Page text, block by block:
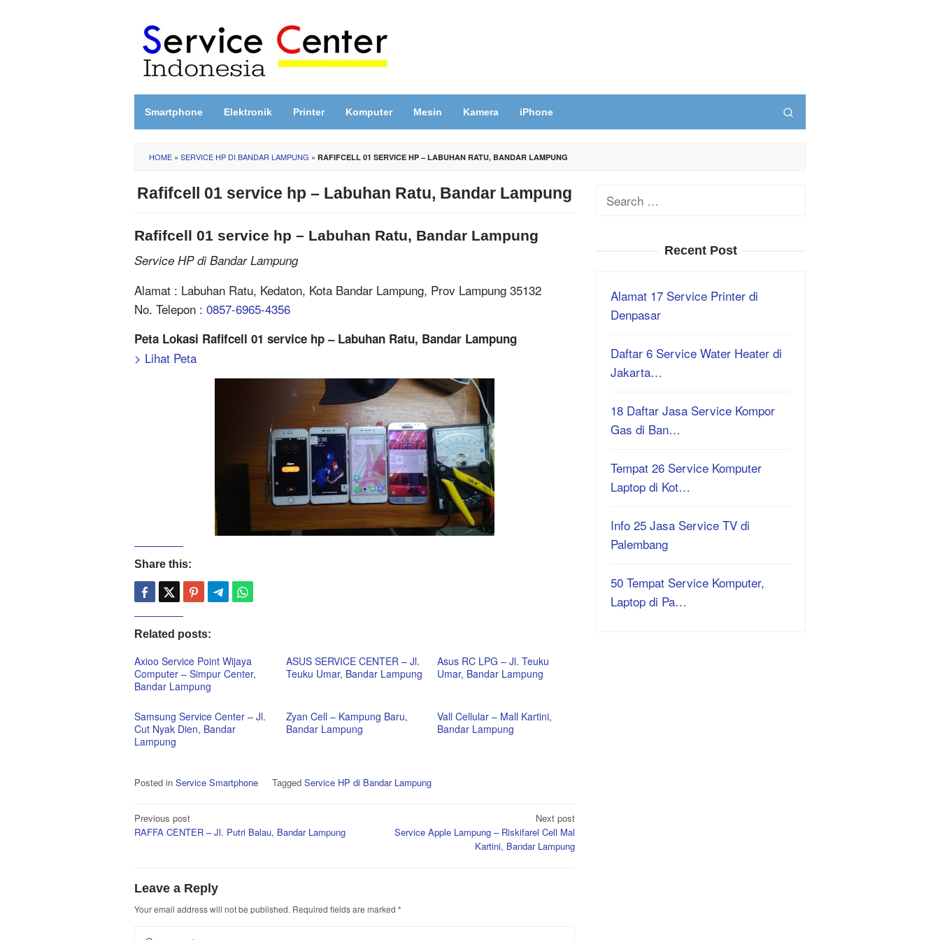
content
Smartphone Elektronik Printer Komputer Mesin Kamera iPhone
HOME » SERVICE HP DI BANDAR LAMPUNG » RAFIFCELL 01 SERVICE HP – LABUHAN RATU, BANDAR LAMPUNG
Rafifcell 01 service hp – Labuhan Ratu, Bandar Lampung
Rafifcell 01 service hp – Labuhan Ratu, Bandar Lampung
Service HP di Bandar Lampung
Alamat : Labuhan Ratu, Kedaton, Kota Bandar Lampung, Prov Lampung 35132
No. Telepon : 0857-6965-4356
Peta Lokasi Rafifcell 01 service hp – Labuhan Ratu, Bandar Lampung
> Lihat Peta
Share this:
Related posts:
Axioo Service Point Wijaya
Computer – Simpur Center,
Bandar Lampung
ASUS SERVICE CENTER – Jl.
Teuku Umar, Bandar Lampung
Asus RC LPG – Jl. Teuku
Umar, Bandar Lampung
Samsung Service Center – Jl.
Cut Nyak Dien, Bandar
Lampung
Zyan Cell – Kampung Baru,
Bandar Lampung
Vall Cellular – Mall Kartini,
Bandar Lampung
Posted in Service Smartphone Tagged Service HP di Bandar Lampung
Post
navigation
Previous post
RAFFA CENTER – Jl. Putri Balau, Bandar Lampung
Next post
Service Apple Lampung – Riskifarel Cell Mal
Kartini, Bandar Lampung
Leave a Reply
Your email address will not be published. Required fields are marked *
Search
Recent Post
Alamat 17 Service Printer di
Denpasar
Daftar 6 Service Water Heater di
Jakarta…
18 Daftar Jasa Service Kompor
Gas di Ban…
Tempat 26 Service Komputer
Laptop di Kot…
Info 25 Jasa Service TV di
Palembang
50 Tempat Service Komputer,
Laptop di Pa…